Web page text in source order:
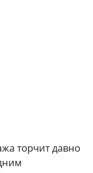
торчит давно